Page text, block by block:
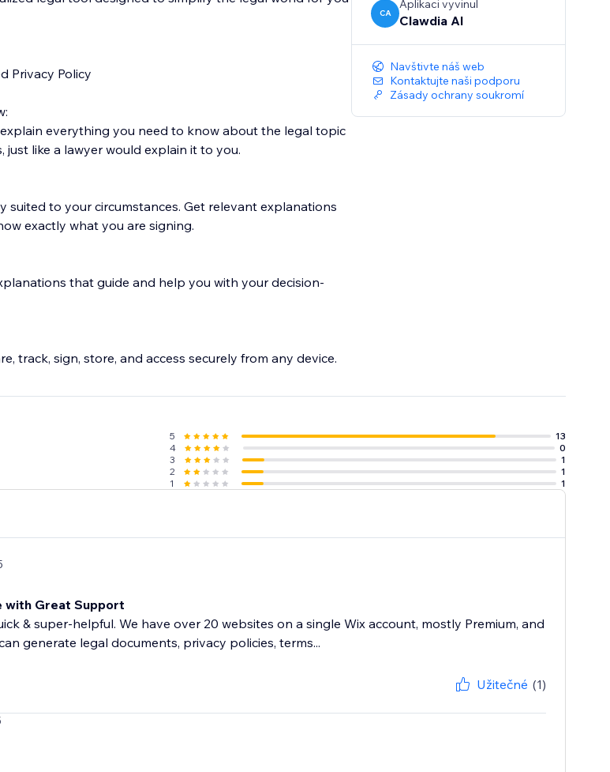
Privacy Policy
everything you need to know about the legal topic
like a lawyer would explain it to you.
suited to your circumstances. Get relevant explanations
exactly what you are signing.
that guide and help you with your decision-
track, sign, store, and access securely from any device.
CA
Aplikaci vyvinul
Clawdia AI
Navštivte náš web
Kontaktujte naši podporu
Zásady ochrany soukromí
5
13
4
0
3
1
2
1
1
1
with Great Support
& super-helpful. We have over 20 websites on a single Wix account, mostly Premium, and
generate legal documents, privacy policies, terms...
Užitečné (1)